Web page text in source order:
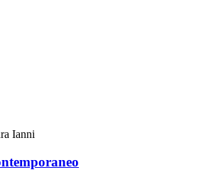
Ianni